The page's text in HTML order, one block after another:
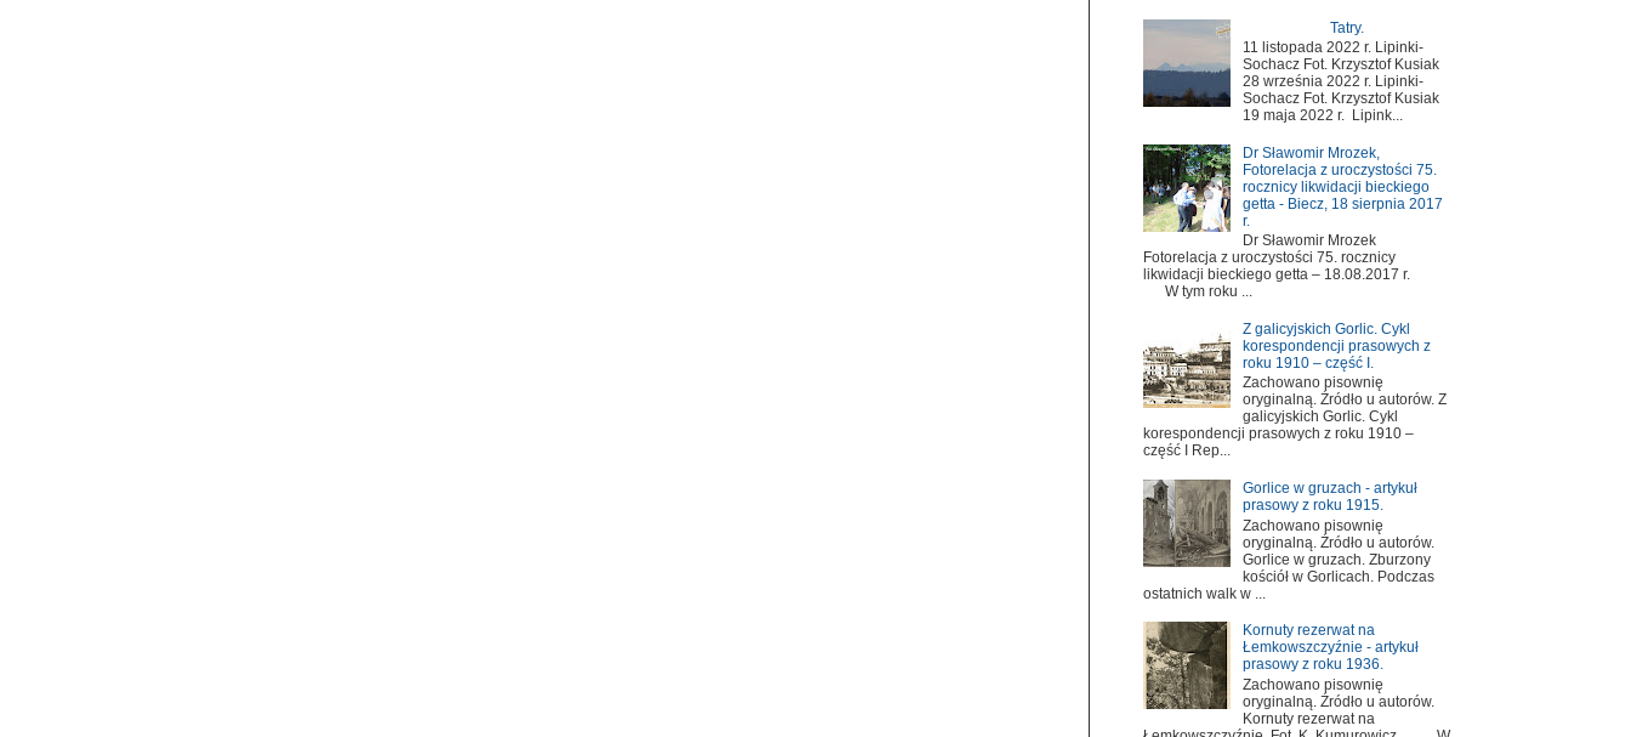
Tatry.
11 listopada 2022 r. Lipinki-
Sochacz Fot. Krzysztof Kusiak
28 września 2022 r. Lipinki-
Sochacz Fot. Krzysztof Kusiak
19 maja 2022 r. Lipink...
Dr Sławomir Mrozek,
Fotorelacja z uroczystości 75.
rocznicy likwidacji bieckiego
getta - Biecz, 18 sierpnia 2017
r.
Dr Sławomir Mrozek
Fotorelacja z uroczystości 75. rocznicy
likwidacji bieckiego getta – 18.08.2017 r.
W tym roku ...
Z galicyjskich Gorlic. Cykl
korespondencji prasowych z
roku 1910 – część I.
Zachowano pisownię
oryginalną. Źródło u autorów. Z
galicyjskich Gorlic. Cykl
korespondencji prasowych z roku 1910 –
część I Rep...
Gorlice w gruzach - artykuł
prasowy z roku 1915.
Zachowano pisownię
oryginalną. Źródło u autorów.
Gorlice w gruzach. Zburzony
kościół w Gorlicach. Podczas
ostatnich walk w ...
Kornuty rezerwat na
Łemkowszczyźnie - artykuł
prasowy z roku 1936.
Zachowano pisownię
oryginalną. Źródło u autorów.
Kornuty rezerwat na